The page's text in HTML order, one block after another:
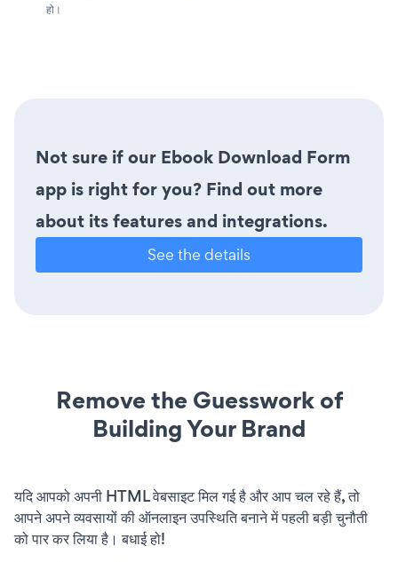
हो।
Not sure if our Ebook Download Form
app is right for you? Find out more
about its features and integrations.
See the details
Remove the Guesswork of
Building Your Brand
यदि आपको अपनी HTML वेबसाइट मिल गई है और आप चल रहे हैं, तो
आपने अपने व्यवसायों की ऑनलाइन उपस्थिति बनाने में पहली बड़ी चुनौती
को पार कर लिया है। बधाई हो!